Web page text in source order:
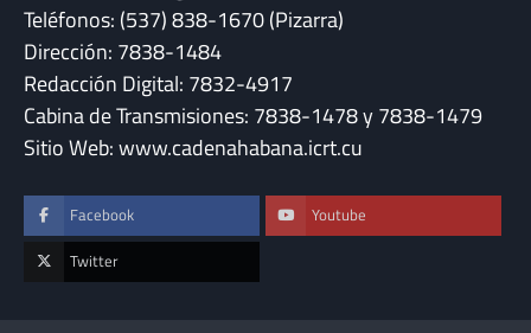
Teléfonos: (537) 838-1670 (Pizarra)
Dirección: 7838-1484
Redacción Digital: 7832-4917
Cabina de Transmisiones: 7838-1478 y 7838-1479
Sitio Web: www.cadenahabana.icrt.cu
Facebook Youtube
Twitter